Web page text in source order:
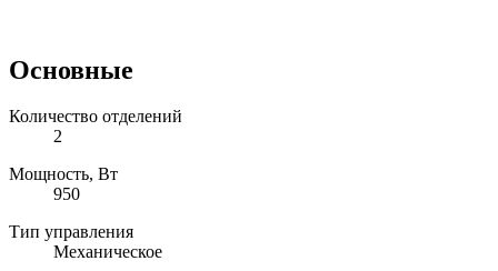
Основные
Количество отделений
2
Мощность, Вт
950
Тип управления
Механическое